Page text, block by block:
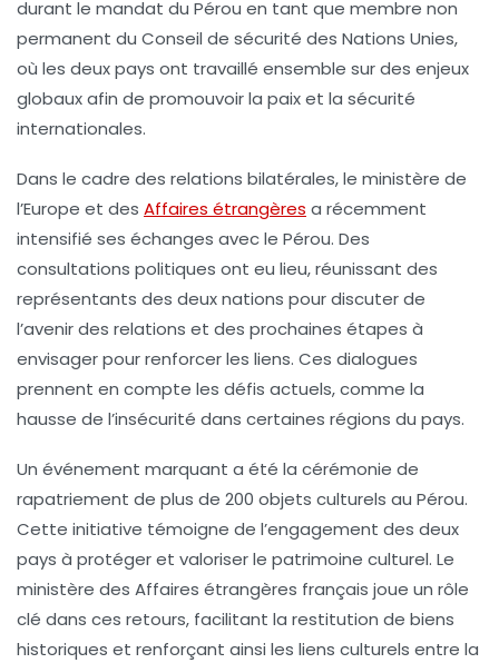
durant le mandat du Pérou en tant que membre non
permanent du Conseil de sécurité des Nations Unies,
où les deux pays ont travaillé ensemble sur des enjeux
globaux afin de promouvoir la paix et la sécurité
internationales.
Dans le cadre des relations bilatérales, le ministère de
l’Europe et des Affaires étrangères a récemment
intensifié ses échanges avec le Pérou. Des
consultations politiques ont eu lieu, réunissant des
représentants des deux nations pour discuter de
l’avenir des relations et des prochaines étapes à
envisager pour renforcer les liens. Ces dialogues
prennent en compte les défis actuels, comme la
hausse de l’insécurité dans certaines régions du pays.
Un événement marquant a été la cérémonie de
rapatriement de plus de 200 objets culturels au Pérou.
Cette initiative témoigne de l’engagement des deux
pays à protéger et valoriser le patrimoine culturel. Le
ministère des Affaires étrangères français joue un rôle
clé dans ces retours, facilitant la restitution de biens
historiques et renforçant ainsi les liens culturels entre la